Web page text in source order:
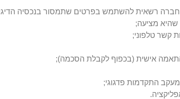
רשאית להשתמש בפרטים שתמסור בנכסיה
שהיא מציעה;
קשר טלפוני;
אישית (בכפוף לקבלת הסכמה);
התקדמות פדגוגי;